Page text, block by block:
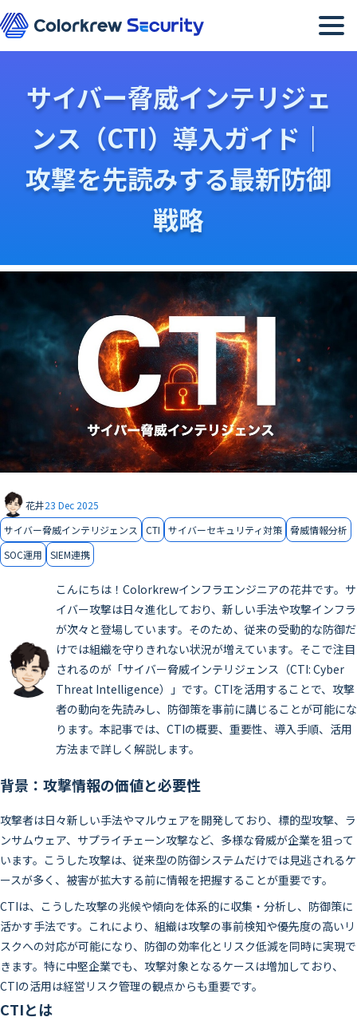
サイバー脅威インテリジェ
ンス（CTI）導入ガイド｜
攻撃を先読みする最新防御
戦略
花井23 Dec 2025
サイバー脅威インテリジェンス
CTI サイバーセキュリティ対策 脅威情報分析
SOC運用
SIEM連携
こんにちは！Colorkrewインフラエンジニアの花井です。サ
イバー攻撃は日々進化しており、新しい手法や攻撃インフラ
が次々と登場しています。そのため、従来の受動的な防御だ
けでは組織を守りきれない状況が増えています。そこで注目
されるのが「サイバー脅威インテリジェンス（CTI: Cyber
Threat Intelligence）」です。CTIを活用することで、攻撃
者の動向を先読みし、防御策を事前に講じることが可能にな
ります。本記事では、CTIの概要、重要性、導入手順、活用
方法まで詳しく解説します。
背景：攻撃情報の価値と必要性
攻撃者は日々新しい手法やマルウェアを開発しており、標的型攻撃、ラ
ンサムウェア、サプライチェーン攻撃など、多様な脅威が企業を狙って
います。こうした攻撃は、従来型の防御システムだけでは見逃されるケ
ースが多く、被害が拡大する前に情報を把握することが重要です。
CTIは、こうした攻撃の兆候や傾向を体系的に収集・分析し、防御策に
活かす手法です。これにより、組織は攻撃の事前検知や優先度の高いリ
スクへの対応が可能になり、防御の効率化とリスク低減を同時に実現で
きます。特に中堅企業でも、攻撃対象となるケースは増加しており、
CTIの活用は経営リスク管理の観点からも重要です。
CTIとは